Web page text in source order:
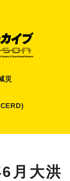
災
6月大洪